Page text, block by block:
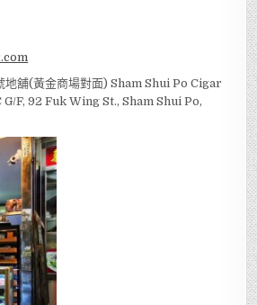
地舖(黃金商場對面) Sham Shui Po Cigar
F, 92 Fuk Wing St., Sham Shui Po,